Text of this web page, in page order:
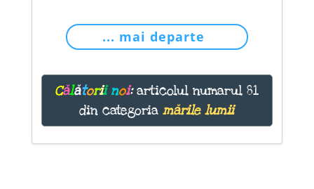
... mai departe
Călătorii noi:articolul numarul 81
din categoriamările lumii